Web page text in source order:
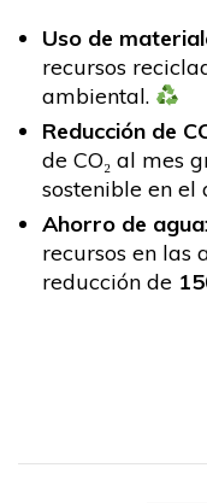
Uso de
recursos
ambiental.
Reducción de
de CO₂ al mes
sostenible en el
Ahorro de agua
recursos en las
reducción de